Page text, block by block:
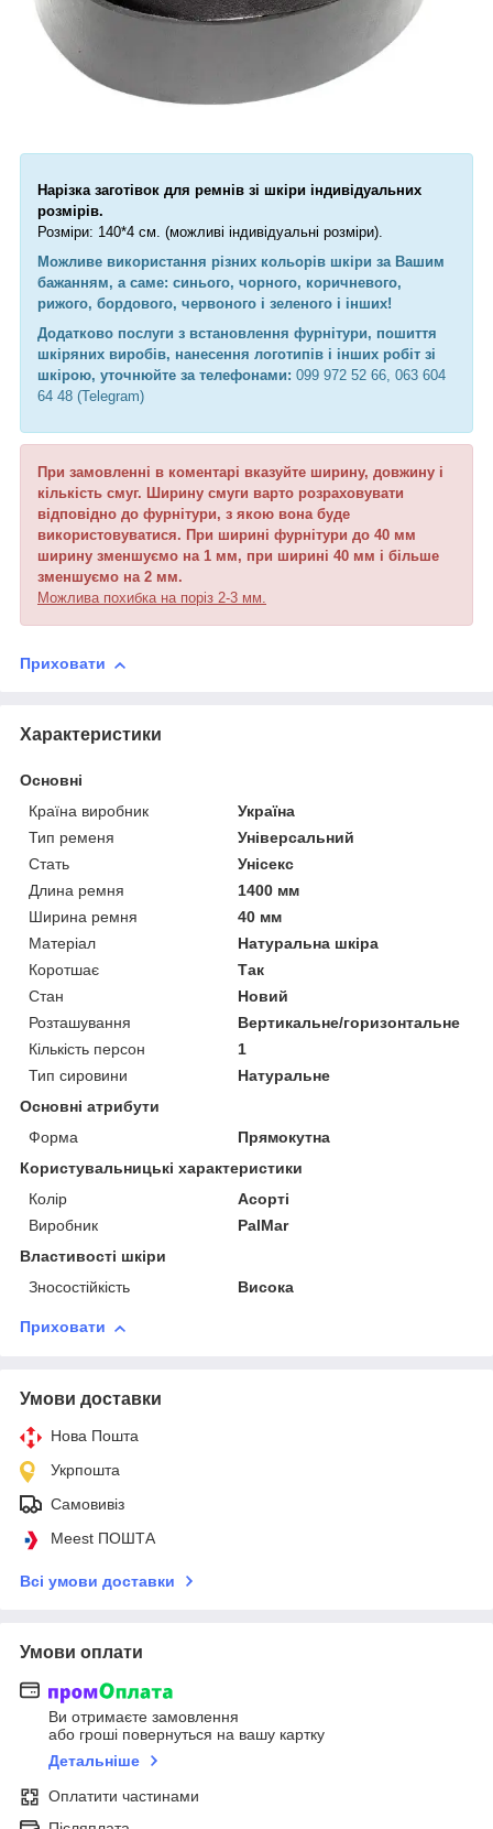
Нарізка заготівок для ремнів зі шкіри індивідуальних
розмірів.
Розміри: 140*4 см. (можливі індивідуальні розміри).
Можливе використання різних кольорів шкіри за Вашим
бажанням, а саме: синього, чорного, коричневого,
рижого, бордового, червоного і зеленого і інших!
Додатково послуги з встановлення фурнітури, пошиття
шкіряних виробів, нанесення логотипів і інших робіт зі
шкірою, уточнюйте за телефонами: 099 972 52 66, 063 604
64 48 (Telegram)
При замовленні в коментарі вказуйте ширину, довжину і
кількість смуг. Ширину смуги варто розраховувати
відповідно до фурнітури, з якою вона буде
використовуватися. При ширині фурнітури до 40 мм
ширину зменшуємо на 1 мм, при ширині 40 мм і більше
зменшуємо на 2 мм.
Можлива похибка на поріз 2-3 мм.
Приховати
Характеристики
Основні
Країна виробник
Україна
Тип ременя
Універсальний
Стать
Унісекс
Длина ремня
1400 мм
Ширина ремня
40 мм
Матеріал
Натуральна шкіра
Коротшає
Так
Стан
Новий
Розташування
Вертикальне/горизонтальне
Кількість персон
1
Тип сировини
Натуральне
Основні атрибути
Форма
Прямокутна
Користувальницькі характеристики
Колір
Асорті
Виробник
PalMar
Властивості шкіри
Зносостійкість
Висока
Приховати
Умови доставки
Нова Пошта
Укрпошта
Самовивіз
Meest ПОШТА
Всі умови доставки
Умови оплати
Ви отримаєте замовлення
або гроші повернуться на вашу картку
Детальніше
Оплатити частинами